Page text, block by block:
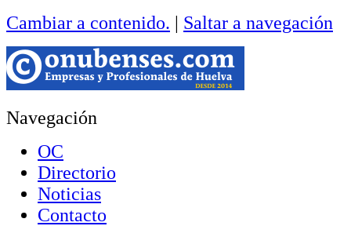
Cambiar a contenido. | Saltar a navegación
Navegación
OC
Directorio
Noticias
Contacto